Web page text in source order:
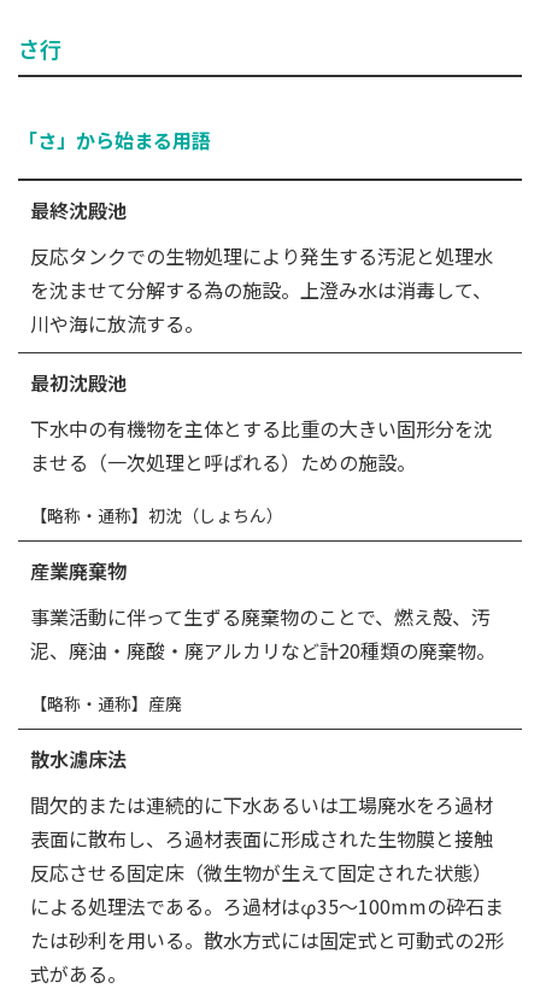
さ行
「さ」から始まる用語
最終沈殿池
反応タンクでの生物処理により発生する汚泥と処理水
を沈ませて分解する為の施設。上澄み水は消毒して、
川や海に放流する。
最初沈殿池
下水中の有機物を主体とする比重の大きい固形分を沈
ませる（一次処理と呼ばれる）ための施設。
【略称・通称】初沈（しょちん）
産業廃棄物
事業活動に伴って生ずる廃棄物のことで、燃え殻、汚
泥、廃油・廃酸・廃アルカリなど計20種類の廃棄物。
【略称・通称】産廃
散水濾床法
間欠的または連続的に下水あるいは工場廃水をろ過材
表面に散布し、ろ過材表面に形成された生物膜と接触
反応させる固定床（微生物が生えて固定された状態）
による処理法である。ろ過材はφ35～100mmの砕石ま
たは砂利を用いる。散水方式には固定式と可動式の2形
式がある。